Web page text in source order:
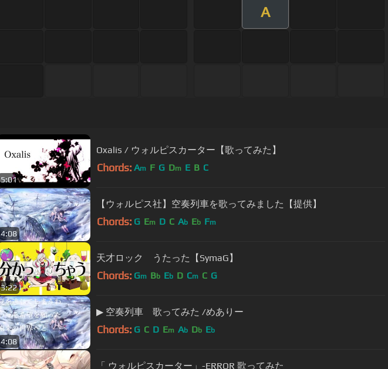
A
5:01
Oxalis / ウォルピスカーター【歌ってみた】
Chords: Am F G Dm E B C
4:08
【ウォルピス社】空奏列車を歌ってみました【提供】
Chords: G Em D C Ab Eb Fm
3:22
天才ロック うたった【SymaG】
Chords: Gm Bb Eb D Cm C G
4:08
▶︎ 空奏列車 歌ってみた /めありー
Chords: G C D Em Ab Db Eb
「 ウォルピスカーター」-ERROR 歌ってみた